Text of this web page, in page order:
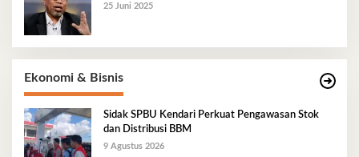
25 Juni 2025
Ekonomi & Bisnis
Sidak SPBU Kendari Perkuat Pengawasan Stok
dan Distribusi BBM
9 Agustus 2026